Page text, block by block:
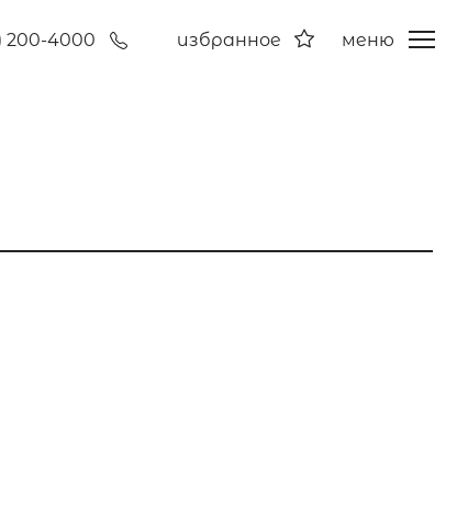
200-4000 избранное меню